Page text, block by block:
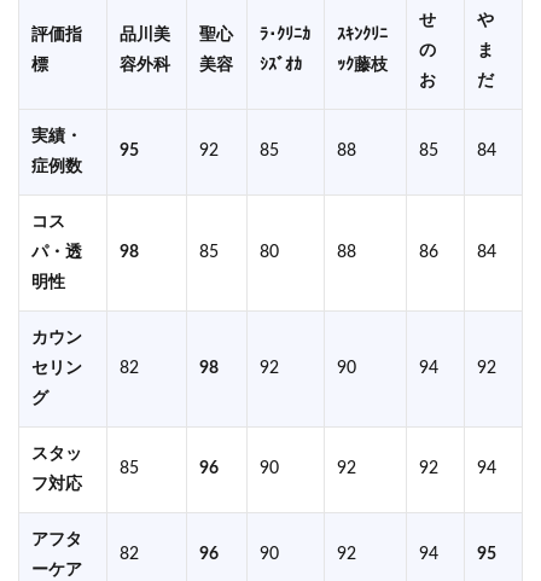
評価指
標
品川美
容外科
聖心
美容
ﾗ･ｸﾘﾆｶ
ｼｽﾞｵｶ
ｽｷﾝｸﾘﾆ
ｯｸ藤枝
せ
の
お
や
ま
だ
実績・
症例数
95 92 85 88 85 84
コス
パ・透
明性
98 85 80 88 86 84
カウン
セリン
グ
82 98 92 90 94 92
スタッ
フ対応
85 96 90 92 92 94
アフタ
ーケア
82 96 90 92 94 95